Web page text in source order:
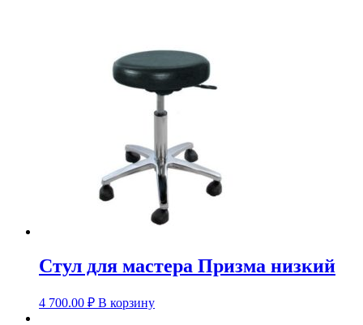
Стул для мастера Призма низкий
4 700.00 ₽ В корзину